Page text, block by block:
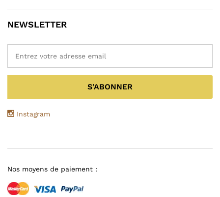
NEWSLETTER
Instagram
Nos moyens de paiement :